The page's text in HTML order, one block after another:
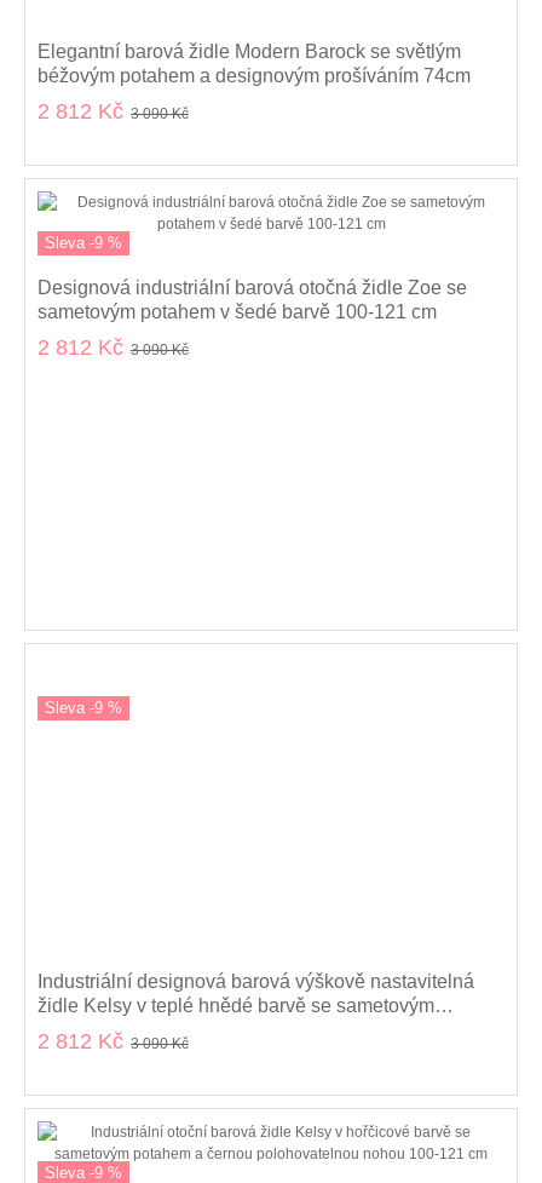
Elegantní barová židle Modern Barock se světlým
béžovým potahem a designovým prošíváním 74cm
2 812 Kč 3 090 Kč
Sleva -9 %
Designová industriální barová otočná židle Zoe se
sametovým potahem v šedé barvě 100-121 cm
2 812 Kč 3 090 Kč
Sleva -9 %
Industriální designová barová výškově nastavitelná
židle Kelsy v teplé hnědé barvě se sametovým
potahem 100-121 cm
2 812 Kč 3 090 Kč
Sleva -9 %